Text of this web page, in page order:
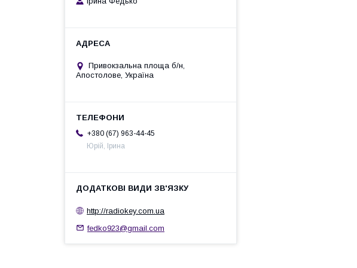
Привокзальна площа б/н,
Апостолове, Україна
+380 (67) 963-44-45
Юрій, Ірина
http://radiokey.com.ua
fedko923@gmail.com